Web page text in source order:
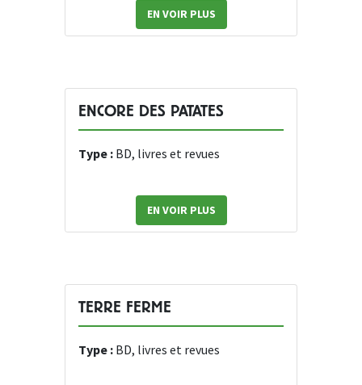
EN VOIR PLUS
ENCORE DES PATATES
Type : BD, livres et revues
EN VOIR PLUS
TERRE FERME
Type : BD, livres et revues